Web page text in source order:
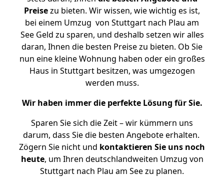
Preisezu bieten. Wir wissen, wie wichtig es ist,
bei einem Umzug von Stuttgart nach Plau am
See Geld zu sparen, und deshalb setzen wir alles
daran, Ihnen die besten Preise zu bieten. Ob Sie
nun eine kleine Wohnung haben oder ein großes
Haus in Stuttgart besitzen, was umgezogen
werden muss.
Wir haben immer die perfekte Lösung für Sie.
Sparen Sie sich die Zeit – wir kümmern uns
darum, dass Sie die besten Angebote erhalten.
Zögern Sie nicht und kontaktieren Sie uns noch
heute, um Ihren deutschlandweiten Umzug von
Stuttgart nach Plau am See zu planen.